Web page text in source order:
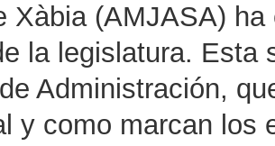
Xàbia (AMJASA)
la legislatura. Esta
Administración,
y como marcan los